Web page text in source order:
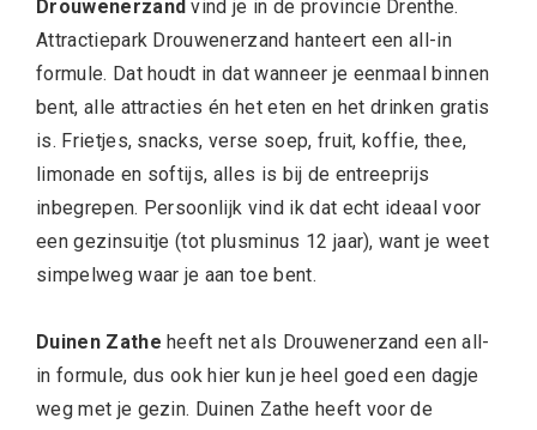
Drouwenerzandvind je in de provincie Drenthe.
Attractiepark Drouwenerzand hanteert een all-in
formule. Dat houdt in dat wanneer je eenmaal binnen
bent, alle attracties én het eten en het drinken gratis
is. Frietjes, snacks, verse soep, fruit, koffie, thee,
limonade en softijs, alles is bij de entreeprijs
inbegrepen. Persoonlijk vind ik dat echt ideaal voor
een gezinsuitje (tot plusminus 12 jaar), want je weet
simpelweg waar je aan toe bent.
Duinen Zatheheeft net als Drouwenerzand een all-
in formule, dus ook hier kun je heel goed een dagje
weg met je gezin. Duinen Zathe heeft voor de